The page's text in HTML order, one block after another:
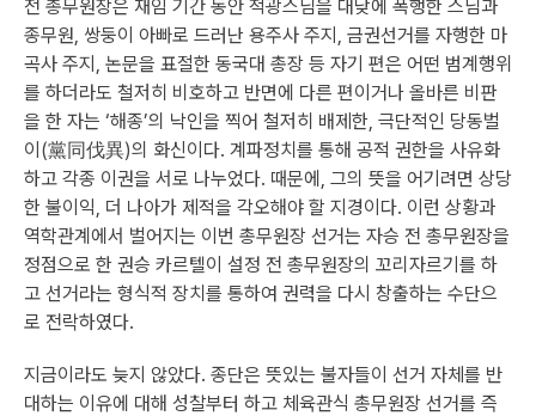
전 총무원장은 재임 기간 동안 적광스님을 대낮에 폭행한 스님과
종무원, 쌍둥이 아빠로 드러난 용주사 주지, 금권선거를 자행한 마
곡사 주지, 논문을 표절한 동국대 총장 등 자기 편은 어떤 범계행위
를 하더라도 철저히 비호하고 반면에 다른 편이거나 올바른 비판
을 한 자는 ‘해종’의 낙인을 찍어 철저히 배제한, 극단적인 당동벌
이(黨同伐異)의 화신이다. 계파정치를 통해 공적 권한을 사유화
하고 각종 이권을 서로 나누었다. 때문에, 그의 뜻을 어기려면 상당
한 불이익, 더 나아가 제적을 각오해야 할 지경이다. 이런 상황과
역학관계에서 벌어지는 이번 총무원장 선거는 자승 전 총무원장을
정점으로 한 권승 카르텔이 설정 전 총무원장의 꼬리자르기를 하
고 선거라는 형식적 장치를 통하여 권력을 다시 창출하는 수단으
로 전락하였다.
지금이라도 늦지 않았다. 종단은 뜻있는 불자들이 선거 자체를 반
대하는 이유에 대해 성찰부터 하고 체육관식 총무원장 선거를 즉